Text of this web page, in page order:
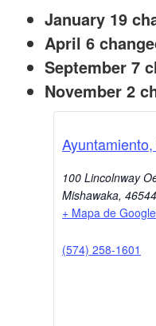
January 19
April 6
September 7
November 2
100 Lincolnway
Mishawaka, 46544
+ Mapa de Google
(574) 258-1601